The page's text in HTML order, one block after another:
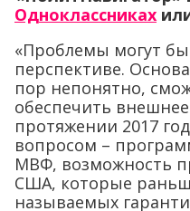
Одноклассниках
«Проблемы могут
перспективе.
пор непонятно,
обеспечить
протяжении 2017
вопросом –
МВФ, возможность
США, которые
называемых